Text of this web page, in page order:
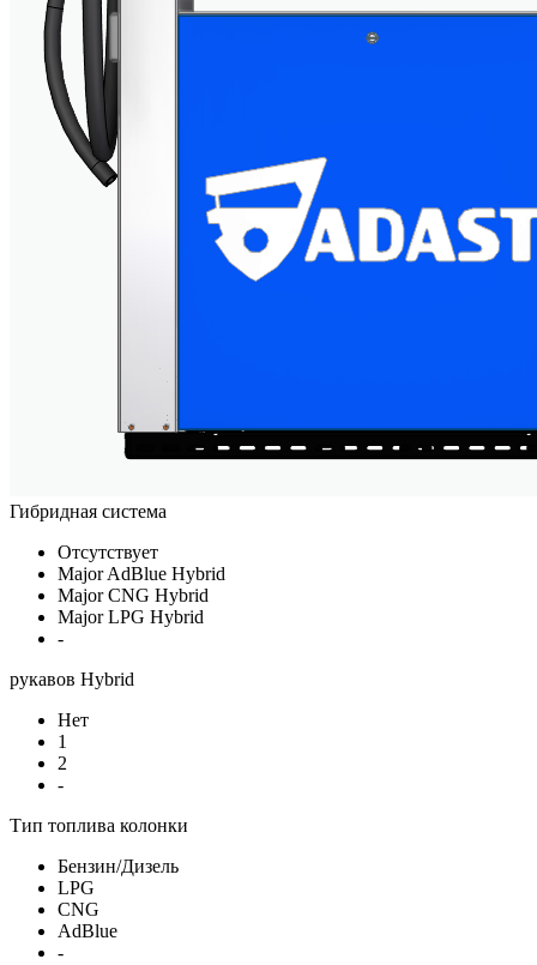
Гибридная система
Отсутствует
Major AdBlue Hybrid
Major CNG Hybrid
Major LPG Hybrid
-
рукавов Hybrid
Нет
1
2
-
Тип топлива колонки
Бензин/Дизель
LPG
CNG
AdBlue
-